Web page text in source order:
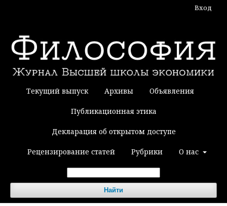
Текущий выпуск Архивы Объявления
Публикационная этика
Декларация об открытом доступе
Рецензирование статей Рубрики О нас
Найти
Вход